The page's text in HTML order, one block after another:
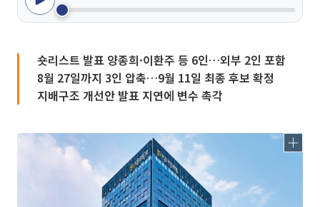
숏리스트 발표 양종희·이환주 등 6인…외부 2인 포함
8월 27일까지 3인 압축…9월 11일 최종 후보 확정
지배구조 개선안 발표 지연에 변수 촉각